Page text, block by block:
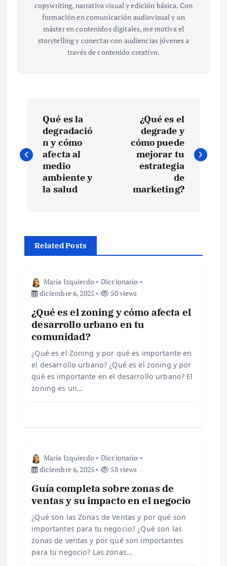
copywriting, narrativa visual y edición básica. Con
formación en comunicación audiovisual y un
máster en contenidos digitales, me motiva el
storytelling y conectar con audiencias jóvenes a
través de contenido creativo.
v
a
c
Qué es la
degradació
n y cómo
afecta al
medio
ambiente y
la salud
¿Qué es el
degrade y
cómo puede
mejorar tu
estrategia
de
marketing?
Related Posts
Maria Izquierdo
Diccionario
diciembre 6, 2025
50 views
¿Qué es el zoning y cómo afecta el
desarrollo urbano en tu
comunidad?
¿Qué es el Zoning y por qué es importante en
el desarrollo urbano? ¿Qué es el zoning y por
qué es importante en el desarrollo urbano? El
zoning es un…
Maria Izquierdo
Diccionario
diciembre 6, 2025
58 views
Guía completa sobre zonas de
ventas y su impacto en el negocio
¿Qué son las Zonas de Ventas y por qué son
importantes para tu negocio? ¿Qué son las
zonas de ventas y por qué son importantes
para tu negocio? Las zonas…